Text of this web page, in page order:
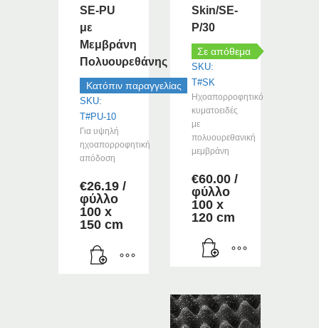
επιλεγούν
σελίδα
προϊόντος
SE-PU
με
Μεμβράνη
Πολυουρεθάνης
Κατόπιν παραγγελίας
SKU:
T#PU-10
Για υψηλή
ηχοαπορροφητική
απόδοση
€26.19 /
φύλλο
100 x
150 cm
Skin/SE-
P/30
Σε απόθεμα
SKU:
T#SK
Ηχοαπορροφητικό
κυματοειδές
με
πολυουρεθανική
μεμβράνη
€60.00 /
φύλλο
100 x
120 cm